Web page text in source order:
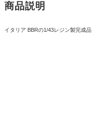
商品説明
イタリア BBRの1/43レジン製完成品